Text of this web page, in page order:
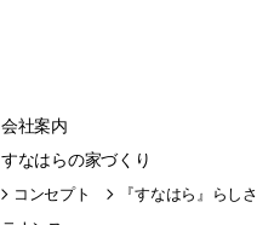
会社案内
すなはらの家づくり
コンセプト 『すなはら』らしさ